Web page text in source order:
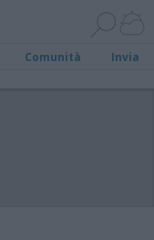
Comunità Invia